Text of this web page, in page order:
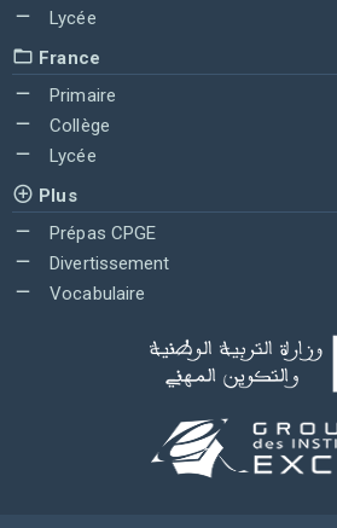
Lycée
France
Primaire
Collège
Lycée
Plus
Prépas CPGE
Divertissement
Vocabulaire